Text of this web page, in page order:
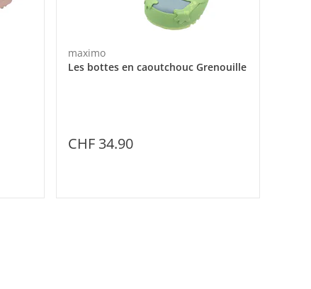
maximo
Les bottes en caoutchouc Grenouille
CHF 34.90